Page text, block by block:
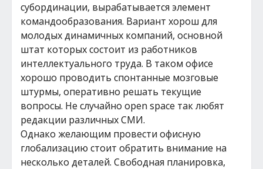
субординации, вырабатывается элемент
командообразования. Вариант хорош для
молодых динамичных компаний, основной
штат которых состоит из работников
интеллектуального труда. В таком офисе
хорошо проводить спонтанные мозговые
штурмы, оперативно решать текущие
вопросы. Не случайно open space так любят
редакции различных СМИ.
Однако желающим провести офисную
глобализацию стоит обратить внимание на
несколько деталей. Свободная планировка,